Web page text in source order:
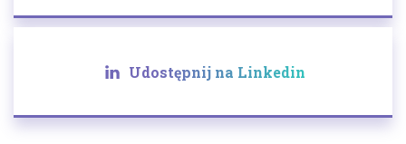
Udostępnij na Linkedin